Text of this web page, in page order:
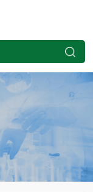
病害检测试剂盒系列